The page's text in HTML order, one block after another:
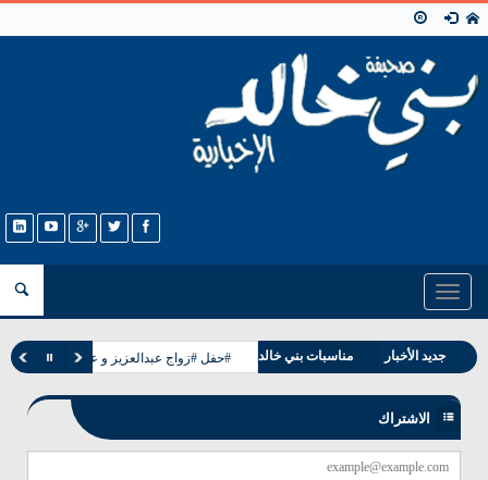
Toggle
navigation
جديد الأخبار مناسبات بني خالد #حفل #زواج عبدالعزيز و عبدالله ابناء
الاشتراك